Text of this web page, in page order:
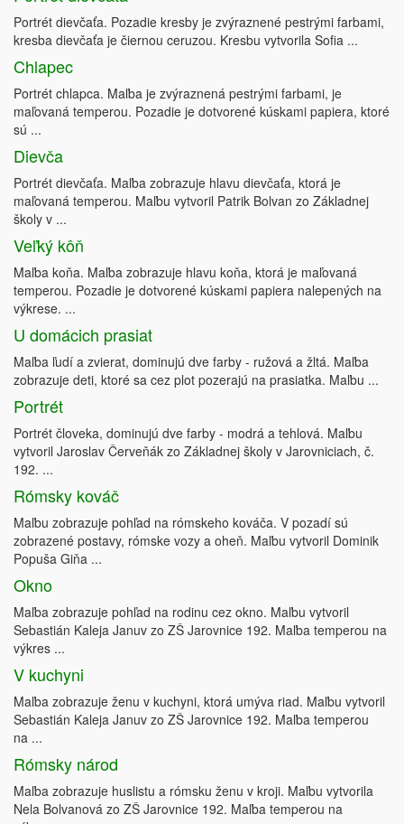
Portrét dievčaťa. Pozadie kresby je zvýraznené pestrými farbami,
kresba dievčaťa je čiernou ceruzou. Kresbu vytvorila Sofia ...
Chlapec
Portrét chlapca. Maľba je zvýraznená pestrými farbami, je
maľovaná temperou. Pozadie je dotvorené kúskami papiera, ktoré
sú ...
Dievča
Portrét dievčaťa. Maľba zobrazuje hlavu dievčaťa, ktorá je
maľovaná temperou. Maľbu vytvoril Patrik Bolvan zo Základnej
školy v ...
Veľký kôň
Maľba koňa. Maľba zobrazuje hlavu koňa, ktorá je maľovaná
temperou. Pozadie je dotvorené kúskami papiera nalepených na
výkrese. ...
U domácich prasiat
Maľba ľudí a zvierat, dominujú dve farby - ružová a žltá. Maľba
zobrazuje deti, ktoré sa cez plot pozerajú na prasiatka. Maľbu ...
Portrét
Portrét človeka, dominujú dve farby - modrá a tehlová. Maľbu
vytvoril Jaroslav Červeňák zo Základnej školy v Jarovniciach, č.
192. ...
Rómsky kováč
Maľbu zobrazuje pohľad na rómskeho kováča. V pozadí sú
zobrazené postavy, rómske vozy a oheň. Maľbu vytvoril Dominik
Popuša Giňa ...
Okno
Maľba zobrazuje pohľad na rodinu cez okno. Maľbu vytvoril
Sebastián Kaleja Januv zo ZŠ Jarovnice 192. Maľba temperou na
výkres ...
V kuchyni
Maľba zobrazuje ženu v kuchyni, ktorá umýva riad. Maľbu vytvoril
Sebastián Kaleja Januv zo ZŠ Jarovnice 192. Maľba temperou
na ...
Rómsky národ
Maľba zobrazuje huslistu a rómsku ženu v kroji. Maľbu vytvorila
Nela Bolvanová zo ZŠ Jarovnice 192. Maľba temperou na